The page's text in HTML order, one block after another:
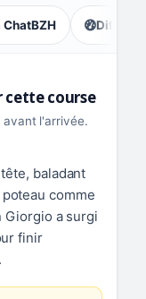
ChatBZH ,
cette course
avant l'arrivée.
baladant
comme
Giorgio a surgi
finir